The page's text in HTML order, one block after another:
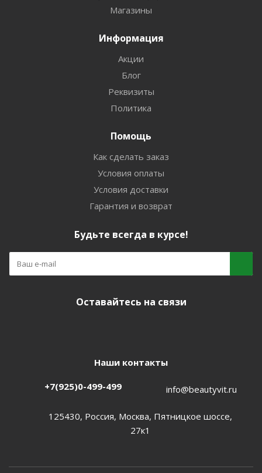
Магазины
Информация
Акции
Блог
Реквизиты
Политика
Помощь
Как сделать заказ
Условия оплаты
Условия доставки
Гарантия и возврат
Будьте всегда в курсе!
Оставайтесь на связи
Наши контакты
+7(925)0-499-499 info@beautyvit.ru
125430, Россия, Москва, Пятницкое шоссе,
27к1